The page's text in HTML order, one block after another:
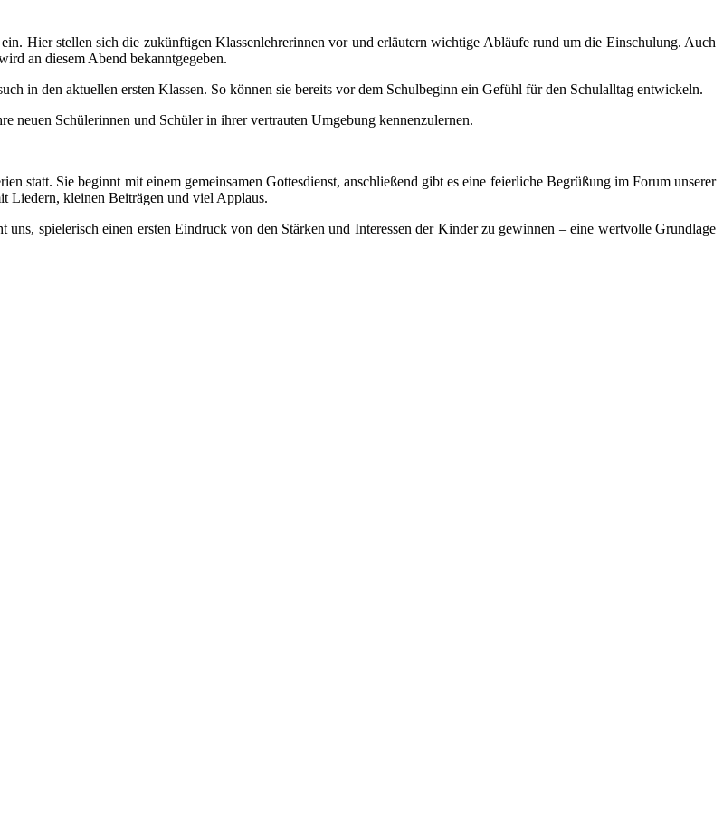
Hier stellen sich die zukünftigen Klassenlehrerinnen vor und erläutern wichtige Abläufe rund um die Einschulung. Auch
an diesem Abend bekanntgegeben.
in den aktuellen ersten Klassen. So können sie bereits vor dem Schulbeginn ein Gefühl für den Schulalltag entwickeln.
neuen Schülerinnen und Schüler in ihrer vertrauten Umgebung kennenzulernen.
statt. Sie beginnt mit einem gemeinsamen Gottesdienst, anschließend gibt es eine feierliche Begrüßung im Forum unserer
Liedern, kleinen Beiträgen und viel Applaus.
uns, spielerisch einen ersten Eindruck von den Stärken und Interessen der Kinder zu gewinnen – eine wertvolle Grundlage